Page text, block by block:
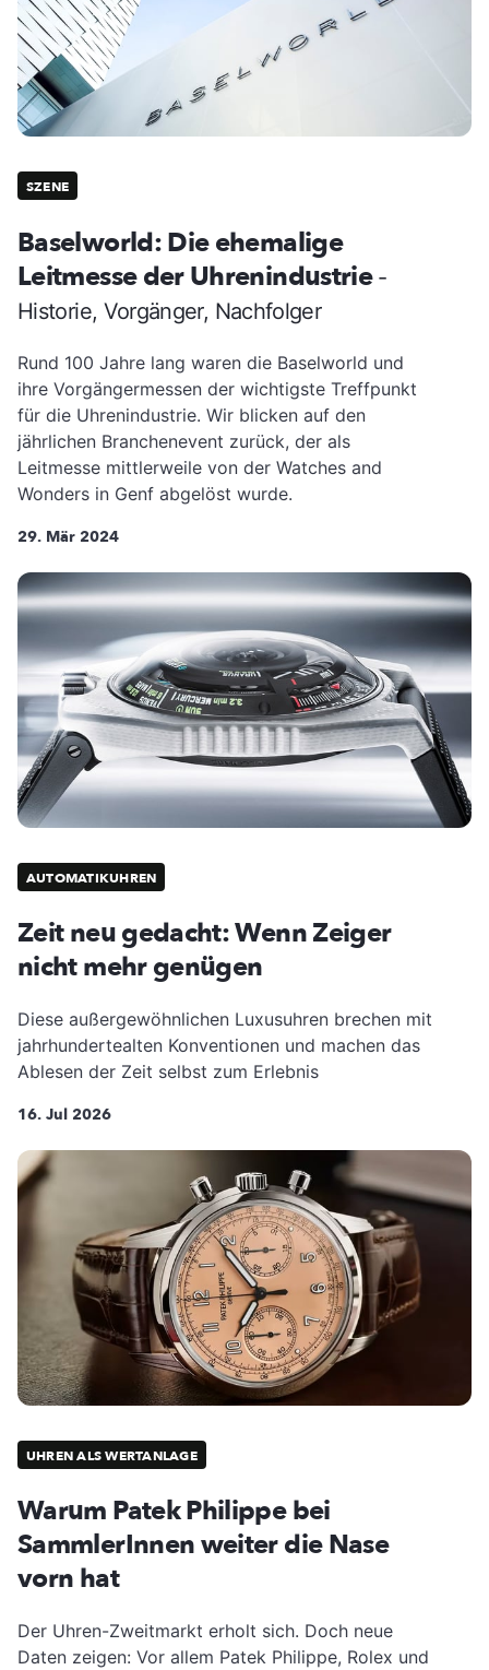
SZENE
Baselworld: Die ehemalige
Leitmesse der Uhrenindustrie -
Historie, Vorgänger, Nachfolger
Rund 100 Jahre lang waren die Baselworld und
ihre Vorgängermessen der wichtigste Treffpunkt
für die Uhrenindustrie. Wir blicken auf den
jährlichen Branchenevent zurück, der als
Leitmesse mittlerweile von der Watches and
Wonders in Genf abgelöst wurde.
29. Mär 2024
AUTOMATIKUHREN
Zeit neu gedacht: Wenn Zeiger
nicht mehr genügen
Diese außergewöhnlichen Luxusuhren brechen mit
jahrhundertealten Konventionen und machen das
Ablesen der Zeit selbst zum Erlebnis
16. Jul 2026
UHREN ALS WERTANLAGE
Warum Patek Philippe bei
SammlerInnen weiter die Nase
vorn hat
Der Uhren-Zweitmarkt erholt sich. Doch neue
Daten zeigen: Vor allem Patek Philippe, Rolex und